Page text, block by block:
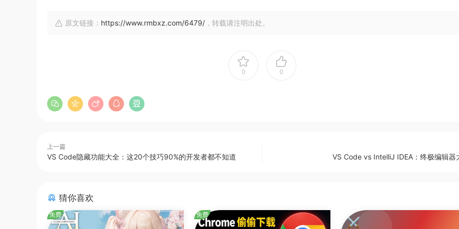
原文链接： https://www.rmbxz.com/6479/ ，转载请注明出处。
0 0
上一篇
VS Code隐藏功能大全：这20个技巧90%的开发者都不知道 VS Code vs IntelliJ IDEA：终极编辑器
猜你喜欢
免费 免费